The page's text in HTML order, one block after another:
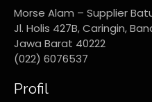
Morse Alam – Supplier
Jl. Holis 427B, Caringin,
Jawa Barat 40222
(022) 6076537
Profil